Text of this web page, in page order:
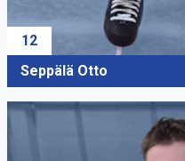
12
Seppälä Otto